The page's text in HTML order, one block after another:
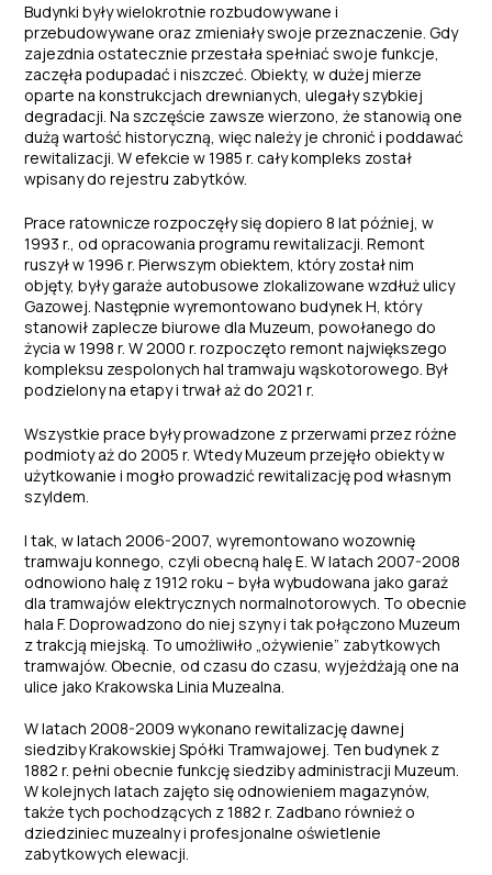
Budynki były wielokrotnie rozbudowywane i
przebudowywane oraz zmieniały swoje przeznaczenie. Gdy
zajezdnia ostatecznie przestała spełniać swoje funkcje,
zaczęła podupadać i niszczeć. Obiekty, w dużej mierze
oparte na konstrukcjach drewnianych, ulegały szybkiej
degradacji. Na szczęście zawsze wierzono, że stanowią one
dużą wartość historyczną, więc należy je chronić i poddawać
rewitalizacji. W efekcie w 1985 r. cały kompleks został
wpisany do rejestru zabytków.
Prace ratownicze rozpoczęły się dopiero 8 lat później, w
1993 r., od opracowania programu rewitalizacji. Remont
ruszył w 1996 r. Pierwszym obiektem, który został nim
objęty, były garaże autobusowe zlokalizowane wzdłuż ulicy
Gazowej. Następnie wyremontowano budynek H, który
stanowił zaplecze biurowe dla Muzeum, powołanego do
życia w 1998 r. W 2000 r. rozpoczęto remont największego
kompleksu zespolonych hal tramwaju wąskotorowego. Był
podzielony na etapy i trwał aż do 2021 r.
Wszystkie prace były prowadzone z przerwami przez różne
podmioty aż do 2005 r. Wtedy Muzeum przejęło obiekty w
użytkowanie i mogło prowadzić rewitalizację pod własnym
szyldem.
I tak, w latach 2006-2007, wyremontowano wozownię
tramwaju konnego, czyli obecną halę E. W latach 2007-2008
odnowiono halę z 1912 roku – była wybudowana jako garaż
dla tramwajów elektrycznych normalnotorowych. To obecnie
hala F. Doprowadzono do niej szyny i tak połączono Muzeum
z trakcją miejską. To umożliwiło „ożywienie” zabytkowych
tramwajów. Obecnie, od czasu do czasu, wyjeżdżają one na
ulice jako Krakowska Linia Muzealna.
W latach 2008-2009 wykonano rewitalizację dawnej
siedziby Krakowskiej Spółki Tramwajowej. Ten budynek z
1882 r. pełni obecnie funkcję siedziby administracji Muzeum.
W kolejnych latach zajęto się odnowieniem magazynów,
także tych pochodzących z 1882 r. Zadbano również o
dziedziniec muzealny i profesjonalne oświetlenie
zabytkowych elewacji.